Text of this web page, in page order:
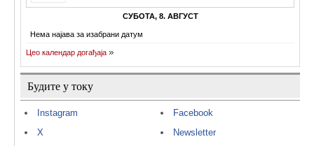
СУБОТА, 8. АВГУСТ
Нема најава за изабрани датум
Цео календар догађаја
Будите у току
Instagram
X
Facebook
Newsletter